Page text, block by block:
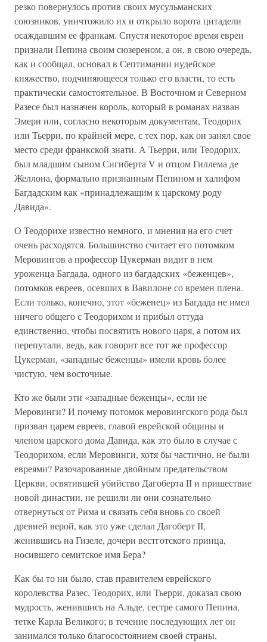
резко повернулось против своих мусульманских
союзников, уничтожило их и открыло ворота цитадели
осаждавшим ее франкам. Спустя некоторое время евреи
признали Пепина своим сюзереном, а он, в свою очередь,
как и сообщал, основал в Септимании иудейское
княжество, подчиняющееся только его власти, то есть
практически самостоятельное. В Восточном и Северном
Разесе был назначен король, который в романах назван
Эмери или, согласно некоторым документам, Теодорих
или Тьерри, по крайней мере, с тех пор, как он занял свое
место среди франкской знати. А Тьерри, или Теодорих,
был младшим сыном Сигиберта V и отцом Гиллема де
Желлона, формально признанным Пепином и халифом
Багдадским как «принадлежащим к царскому роду
Давида».
О Теодорихе известно немного, и мнения на его счет
очень расходятся. Большинство считает его потомком
Меровингов а профессор Цукерман видит в нем
уроженца Багдада, одного из багдадских «беженцев»,
потомков евреев, осевших в Вавилоне со времен плена.
Если только, конечно, этот «беженец» из Багдада не имел
ничего общего с Теодорихом и прибыл оттуда
единственно, чтобы посвятить нового царя, а потом их
перепутали, ведь, как говорит все тот же профессор
Цукерман, «западные беженцы» имели кровь более
чистую, чем восточные.
Кто же были эти «западные беженцы», если не
Меровинги? И почему потомок меровингского рода был
призван царем евреев, главой еврейской общины и
членом царского дома Давида, как это было в случае с
Теодорихом, если Меровинги, хотя бы частично, не были
евреями? Разочарованные двойным предательством
Церкви, освятившей убийство Дагоберта II и пришествие
новой династии, не решили ли они сознательно
отвернуться от Рима и связать себя вновь со своей
древней верой, как это уже сделал Дагоберт II,
женившись на Гизеле, дочери вестготского принца,
носившего семитское имя Бера?
Как бы то ни было, став правителем еврейского
королевства Разес, Теодорих, или Тьерри, доказал свою
мудрость, женившись на Альде, сестре самого Пепина,
тетке Карла Великого; в течение последующих лет он
занимался только благосостоянием своей страны,